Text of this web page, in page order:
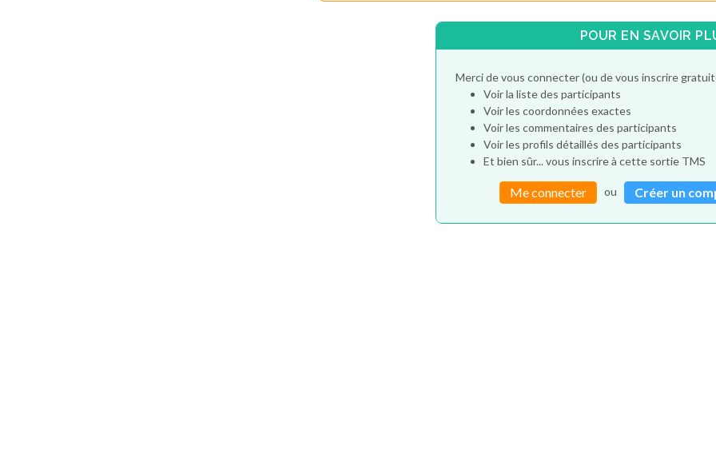
POUR EN SAVOIR
Merci de vous connecter (ou de vous inscrire
Voir la liste des participants
Voir les coordonnées exactes
Voir les commentaires des participants
Voir les profils détaillés des participants
Et bien sûr... vous inscrire à cette sortie TMS
Me connecter ou Créer un